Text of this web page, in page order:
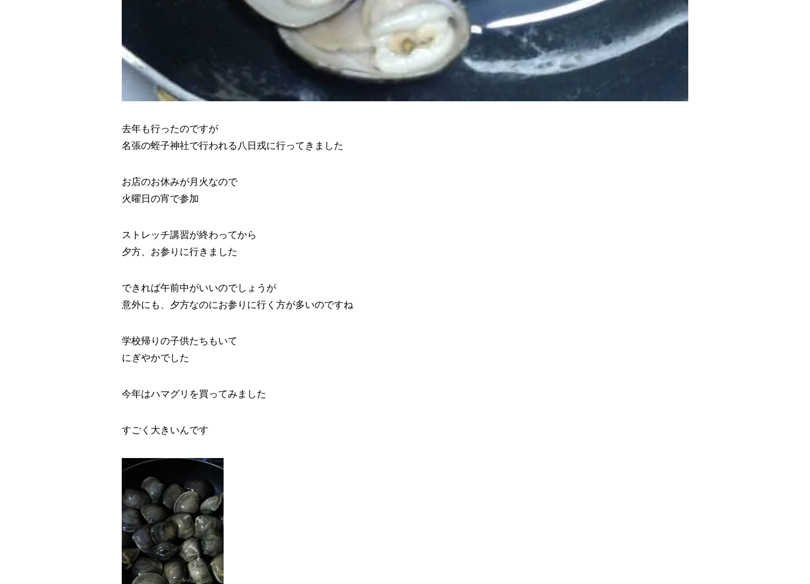
去年も行ったのですが
名張の蛭子神社で行われる八日戎に行ってきました
お店のお休みが月火なので
火曜日の宵で参加
ストレッチ講習が終わってから
夕方、お参りに行きました
できれば午前中がいいのでしょうが
意外にも、夕方なのにお参りに行く方が多いのですね
学校帰りの子供たちもいて
にぎやかでした
今年はハマグリを買ってみました
すごく大きいんです